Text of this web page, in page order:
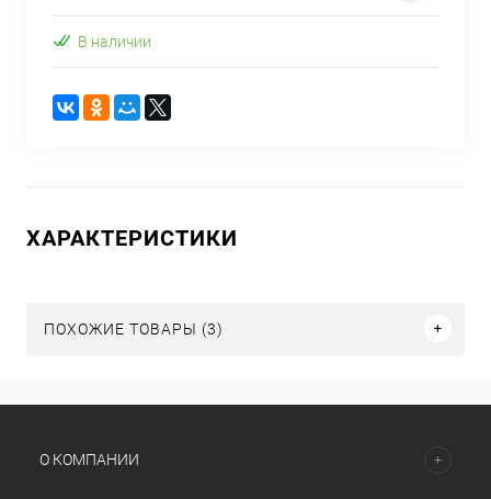
В наличии
ХАРАКТЕРИСТИКИ
ПОХОЖИЕ ТОВАРЫ (3)
О КОМПАНИИ